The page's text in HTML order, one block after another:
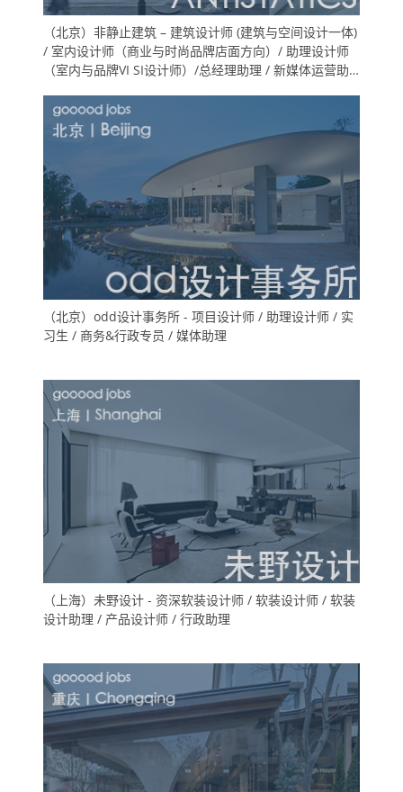
（北京）非静止建筑 – 建筑设计师 (建筑与空间设计一体)
/ 室内设计师（商业与时尚品牌店面方向）/ 助理设计师
（室内与品牌VI SI设计师）/总经理助理 / 新媒体运营助
（北京）odd设计事务所 - 项目设计师 / 助理设计师 / 实
习生 / 商务&行政专员 / 媒体助理
（上海）未野设计 - 资深软装设计师 / 软装设计师 / 软装
设计助理 / 产品设计师 / 行政助理